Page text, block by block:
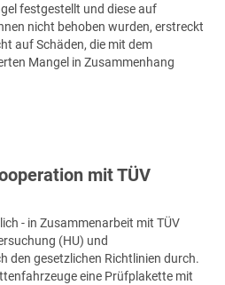
festgestellt und diese auf
nicht behoben wurden, erstreckt
auf Schäden, die mit dem
Mangel in Zusammenhang
mit TÜV
- in Zusammenarbeit mit TÜV
(HU) und
den gesetzlichen Richtlinien durch.
eine Prüfplakette mit